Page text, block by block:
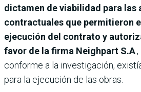
dictamen de viabilidad para las
contractuales que permitieron
ejecución del contrato y
favor de la firma Neighpart S.A
conforme a la investigación,
para la ejecución de las obras.